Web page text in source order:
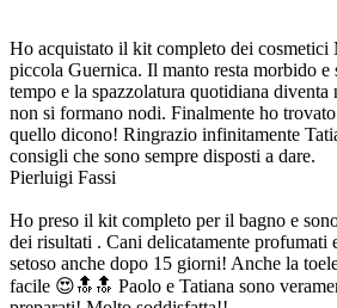
Ho acquistato il kit completo dei cosmetici
piccola Guernica. Il manto resta morbido e
tempo e la spazzolatura quotidiana diventa
non si formano nodi. Finalmente ho
quello dicono! Ringrazio infinitamente
consigli che sono sempre disposti a dare.
Pierluigi Fassi
Ho preso il kit completo per il bagno e
dei risultati . Cani delicatamente profumati
setoso anche dopo 15 giorni! Anche la
facile 😍🔝🔝 Paolo e Tatiana sono